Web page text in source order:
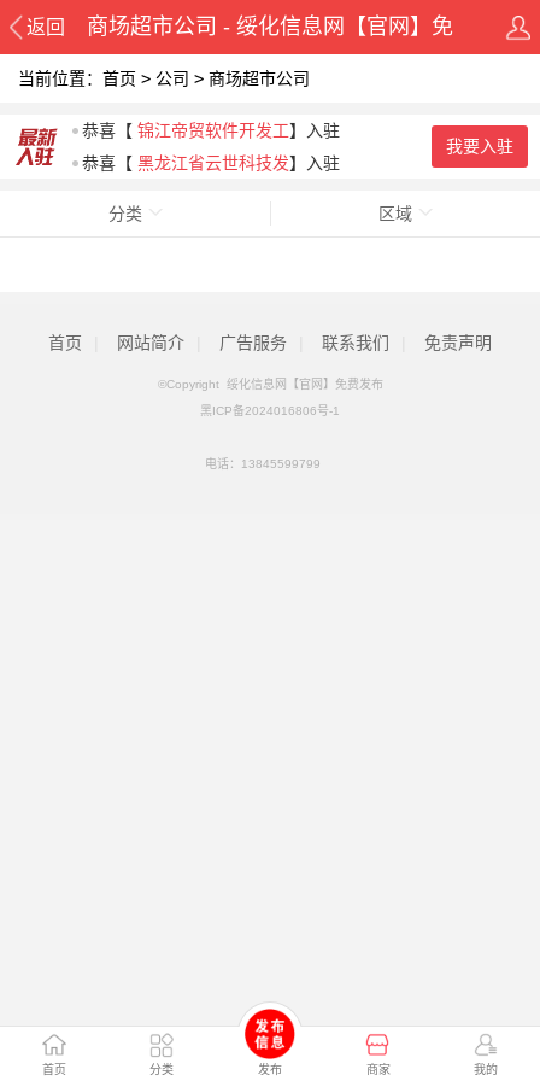
返回 商场超市公司 - 绥化信息网【官网】免
费发布
首页 分类 发布 商家 我的
当前位置： 首页 > 公司 > 商场超市公司
我要入驻
恭喜 【 锦江帝贸软件开发工】入驻
恭喜 【 黑龙江省云世科技发】入驻
分类 区域
首页 网站简介 广告服务 联系我们 免责声明
©Copyright 绥化信息网【官网】免费发布
黑ICP备2024016806号-1
电话： 13845599799